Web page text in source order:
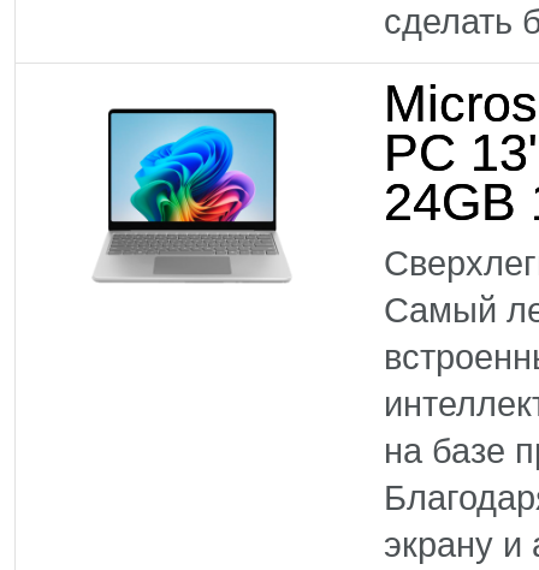
сделать
PC
24GB
Самый
на базе
экрану